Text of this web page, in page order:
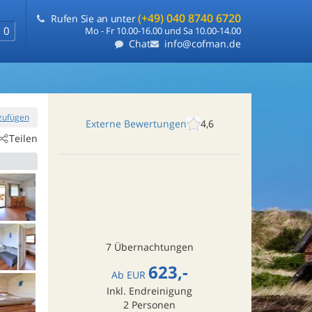
0
Rufen Sie an unter(+49) 040 8740 6720
Mo - Fr 10.00-16.00 und Sa 10.00-14.00
Chat info@cofman.de
Teilen
Externe Bewertungen 4,6
7 Übernachtungen
Ab EUR 623,-
Inkl. Endreinigung
2 Personen